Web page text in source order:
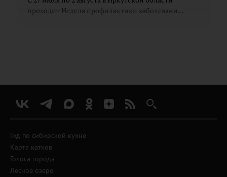
проходит Неделя профилактики заболевани...
Гид по сибирской кухне
Карта катков
Голоса города
Лесное озеро